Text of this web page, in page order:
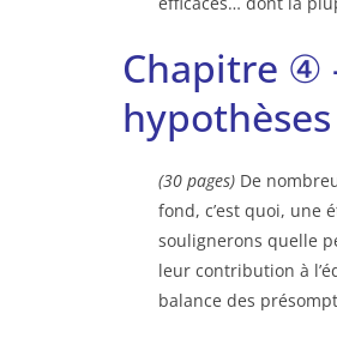
Chapitre ④
(30 pages) De
fond, c’est quoi, une
soulignerons quelle
leur contribution à
balance des